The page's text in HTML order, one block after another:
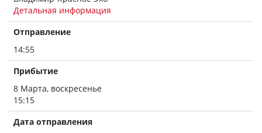
Детальная информация
Отправление
14:55
Прибытие
8 Марта, воскресенье
15:15
Дата отправления